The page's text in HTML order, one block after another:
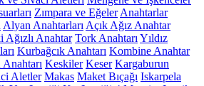
Zımpara ve Eğeler Anahtarlar
Alyan Anahtarları Açık Ağız Anahtar
Ağızlı Anahtar Tork Anahtarı Yıldız
Kurbağcık Anahtarı Kombine Anahtar
Keskiler Keser Kargaburun
Aletler Makas Maket Bıçağı Iskarpela